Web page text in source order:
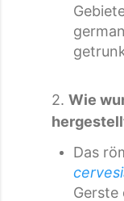
2. Wie
Das
Gerste